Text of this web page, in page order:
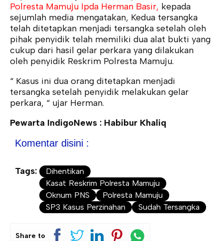
Polresta Mamuju Ipda Herman Basir, kepada
sejumlah media mengatakan, Kedua tersangka
telah ditetapkan menjadi tersangka setelah oleh
pihak penyidik telah memiliki dua alat bukti yang
cukup dari hasil gelar perkara yang dilakukan
oleh penyidik Reskrim Polresta Mamuju.
“ Kasus ini dua orang ditetapkan menjadi
tersangka setelah penyidik melakukan gelar
perkara, “ ujar Herman.
Pewarta IndigoNews : Habibur Khaliq
Komentar disini :
Tags:
Dihentikan
Kasat Reskrim Polresta Mamuju
Oknum PNS
Polresta Mamuju
SP3 Kasus Perzinahan
Sudah Tersangka
Share to